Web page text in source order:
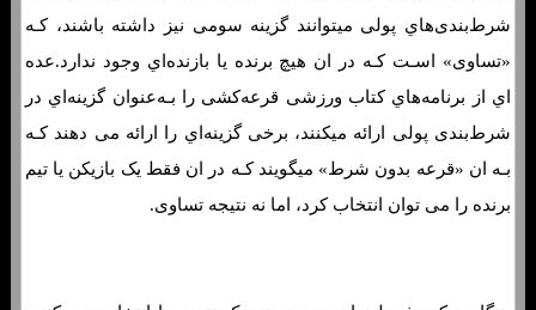
شرط‌بندی‌هاي‌ پولی میتوانند گزینه سومی نیز داشته باشند، کـه
«تساوی» اسـت کـه در ان هیچ برنده یا بازنده‌اي وجود ندارد.عده
اي از برنامه‌هاي‌ کتاب ورزشی قرعه‌کشی را بـه‌عنوان گزینه‌اي در
شرط‌بندی پولی ارائه میکنند، برخی گزینه‌اي را ارائه می دهند کـه
بـه ان «قرعه بدون شرط» میگویند کـه در ان فقط یک بازیکن یا تیم
برنده را می توان انتخاب کرد، اما نه نتیجه تساوی.